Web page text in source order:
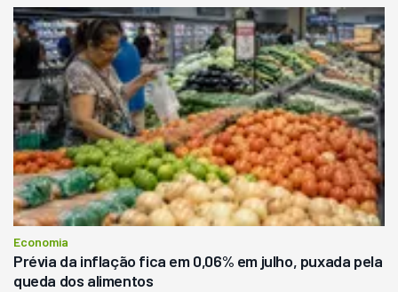
Economia
Prévia da inflação fica em 0,06% em julho, puxada pela
queda dos alimentos